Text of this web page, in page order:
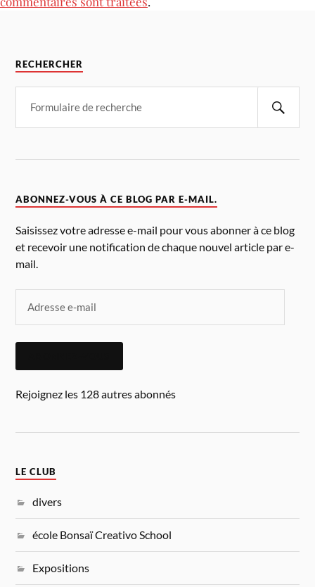
RECHERCHER
ABONNEZ-VOUS À CE BLOG PAR E-MAIL.
Saisissez votre adresse e-mail pour vous abonner à ce blog
et recevoir une notification de chaque nouvel article par e-
mail.
Rejoignez les 128 autres abonnés
LE CLUB
divers
école Bonsaï Creativo School
Expositions